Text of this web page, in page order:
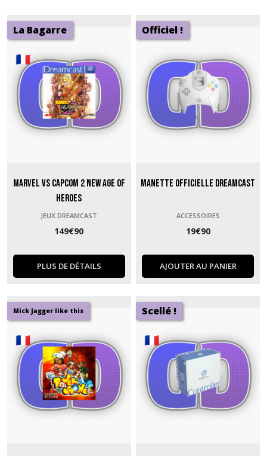
La Bagarre
Marvel vs Capcom 2 New Age of
Heroes
JEUX DREAMCAST
149€90
PLUS DE DÉTAILS
Officiel !
Manette officielle Dreamcast
ACCESSOIRES
19€90
AJOUTER AU PANIER
Mick Jagger like this Scellé !